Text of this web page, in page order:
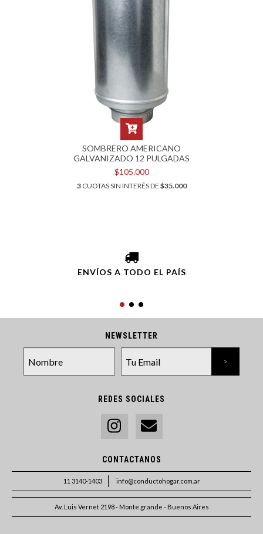
SOMBRERO AMERICANO
GALVANIZADO 12 PULGADAS
$105.000
3CUOTAS SIN INTERÉS DE $35.000
ENVÍOS A TODO EL PAÍS
NEWSLETTER
REDES SOCIALES
CONTACTANOS
11 3140-1403 info@conductohogar.com.ar
Av. Luis Vernet 2198 - Monte grande - Buenos Aires